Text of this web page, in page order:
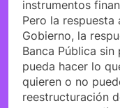
instrumentos
Pero la
Gobierno, la
Banca Pública
pueda hacer lo
quieren o no
reestructuración